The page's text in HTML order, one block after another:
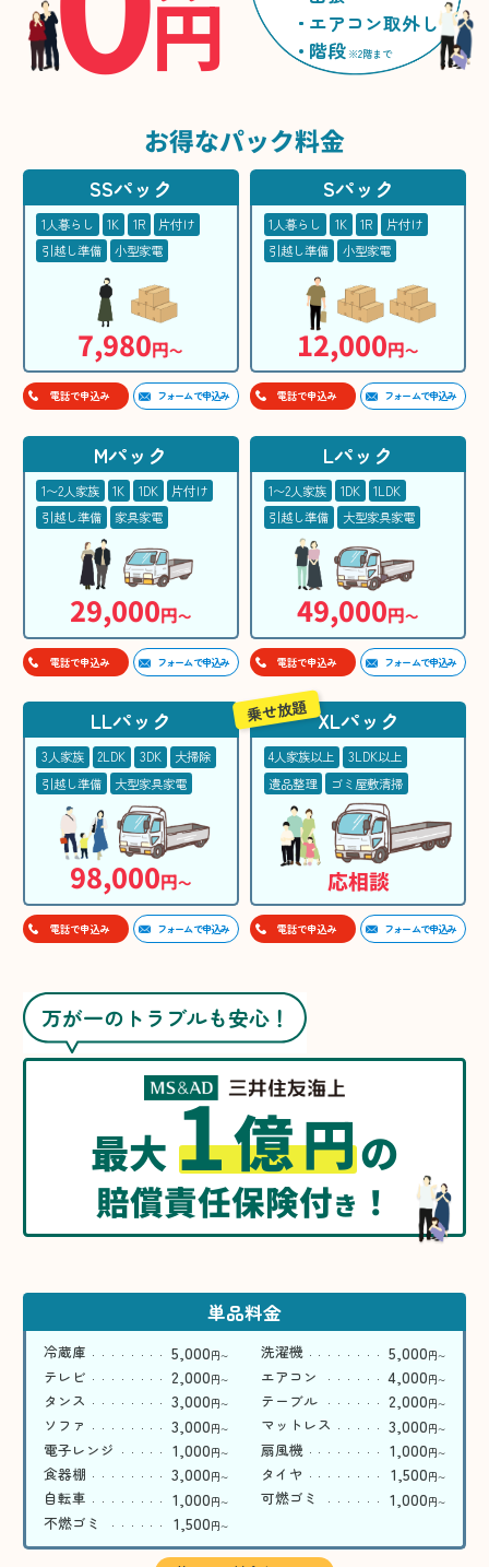
円
エアコン取外し
階段 ※2階まで
お得なパック料金
SSパック
1人暮らし 1K 1R
片付け
引越し準備
小型家電
7,980円〜
電話で申込み フォームで申込み
Sパック
1人暮らし 1K 1R
片付け
引越し準備
小型家電
12,000円〜
電話で申込み フォームで申込み
Mパック
1〜2人家族 1K 1DK
片付け
引越し準備
家具家電
29,000円〜
電話で申込み フォームで申込み
Lパック
1〜2人家族 1DK
1LDK
引越し準備
大型家具家電
49,000円〜
電話で申込み フォームで申込み
LLパック
3人家族 2LDK 3DK
大掃除
引越し準備
大型家具家電
98,000円〜
電話で申込み フォームで申込み
XLパック
4人家族以上
3LDK以上
遺品整理
ゴミ屋敷清掃
応相談
乗せ放題
電話で申込み フォームで申込み
万が一のトラブルも安心！
最大1億円の
賠償責任保険付き ！
単品料金
冷蔵庫 5,000円〜 洗濯機 5,000円〜
テレビ 2,000円〜 エアコン 4,000円〜
タンス 3,000円〜 テーブル 2,000円〜
ソファ 3,000円〜 マットレス 3,000円〜
電子レンジ 1,000円〜 扇風機 1,000円〜
食器棚 3,000円〜 タイヤ 1,500円〜
自転車 1,000円〜 可燃ゴミ 1,000円〜
不燃ゴミ 1,500円〜